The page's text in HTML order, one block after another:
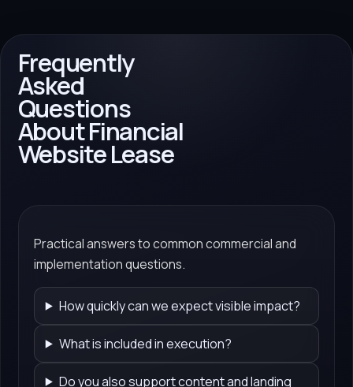
Frequently
Asked
Questions
About Financial
Website Lease
Practical answers to common commercial and
implementation questions.
How quickly can we expect visible impact?
What is included in execution?
Do you also support content and landing